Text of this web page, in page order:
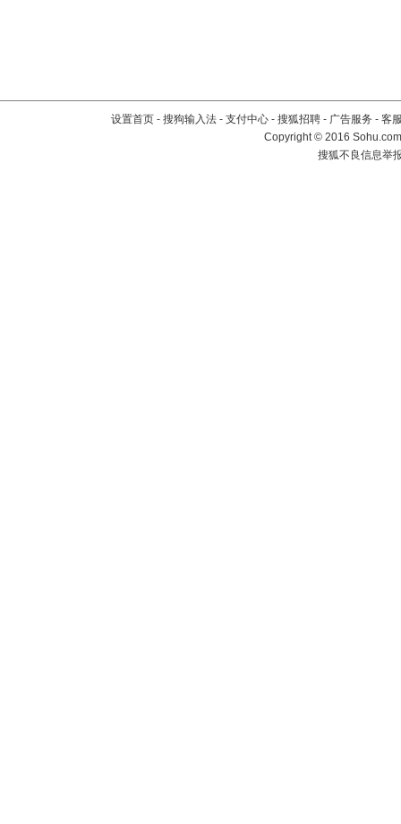
设置首页 - 搜狗输入法 - 支付中心 - 搜狐招聘 - 广告服务 - 客
Copyright©2016
搜狐不良信息举